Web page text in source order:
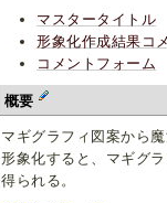
マスタータイトル
形象化作成結果コ
コメントフォーム
概要
マギグラフィ図案から
形象化すると、マギグ
得られる。